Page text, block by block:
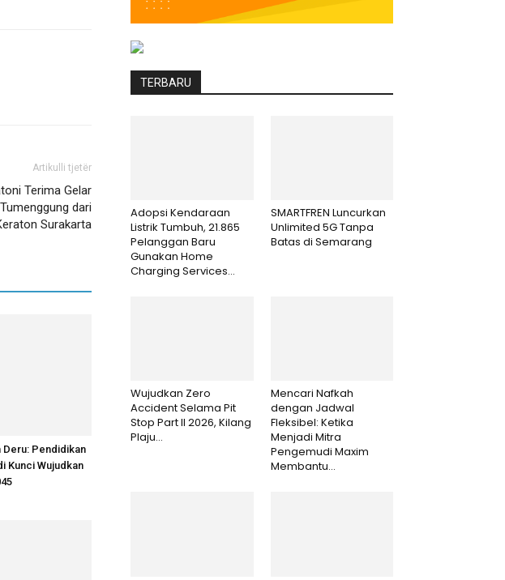
Artikulli tjetër
Terima Gelar
dari
Surakarta
Deru: Pendidikan
Kunci Wujudkan
TERBARU
Adopsi Kendaraan
Listrik Tumbuh, 21.865
Pelanggan Baru
Gunakan Home
Charging Services...
SMARTFREN Luncurkan
Unlimited 5G Tanpa
Batas di Semarang
Wujudkan Zero
Accident Selama Pit
Stop Part II 2026, Kilang
Plaju...
Mencari Nafkah
dengan Jadwal
Fleksibel: Ketika
Menjadi Mitra
Pengemudi Maxim
Membantu...